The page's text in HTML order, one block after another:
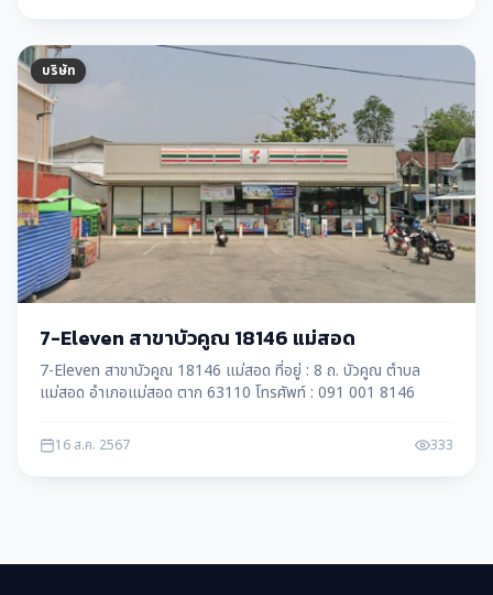
บริษัท
7-Eleven สาขาบัวคูณ 18146 แม่สอด
7-Eleven สาขาบัวคูณ 18146 แม่สอด ที่อยู่ : 8 ถ. บัวคูณ ตำบล
แม่สอด อำเภอแม่สอด ตาก 63110 โทรศัพท์ : 091 001 8146
16 ส.ค. 2567 333